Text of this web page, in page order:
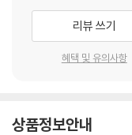
리뷰 쓰기
혜택 및 유의사항
상품정보안내